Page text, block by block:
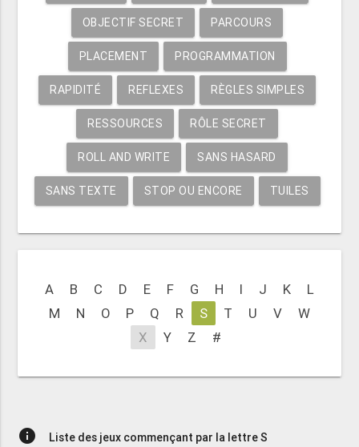
OBJECTIF SECRET PARCOURS
PLACEMENT PROGRAMMATION
RAPIDITÉ REFLEXES RÈGLES SIMPLES
RESSOURCES RÔLE SECRET
ROLL AND WRITE SANS HASARD
SANS TEXTE STOP OU ENCORE TUILES
A B C D E F G H I J K
L
M
N O P Q R S T U V
W
X
Y Z #
info Liste des jeux commençant par la lettre S